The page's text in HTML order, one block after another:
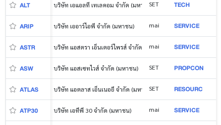
ALT บริษัท เอแอลที เทเลคอม จำกัด (มหาชน)SET TECH
ARIP บริษัท เออาร์ไอพี จำกัด (มหาชน) mai SERVICE
ASTR บริษัท แอสตรา เอ็นเตอร์ไพรส์ จำกัด (มหาชน)
mai SERVICE
ASW บริษัท แอสเซทไวส์ จำกัด (มหาชน) SET PROPCON
ATLAS บริษัท แอตลาส เอ็นเนอยี จำกัด (มหาชน)SET RESOURC
ATP30 บริษัท เอทีพี 30 จำกัด (มหาชน) mai SERVICE